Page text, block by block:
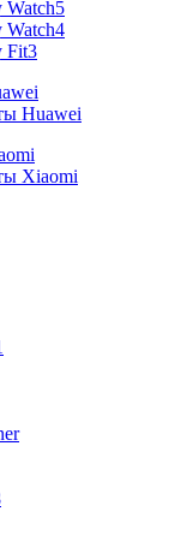
Watch5
Watch4
Fit3
Huawei
Xiaomi